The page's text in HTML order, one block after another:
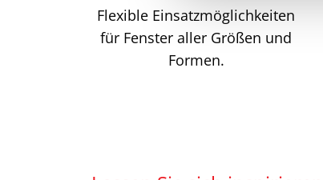
g
s
a
Flexible Einsatzmöglichkeiten
für Fenster aller Größen und
Formen.